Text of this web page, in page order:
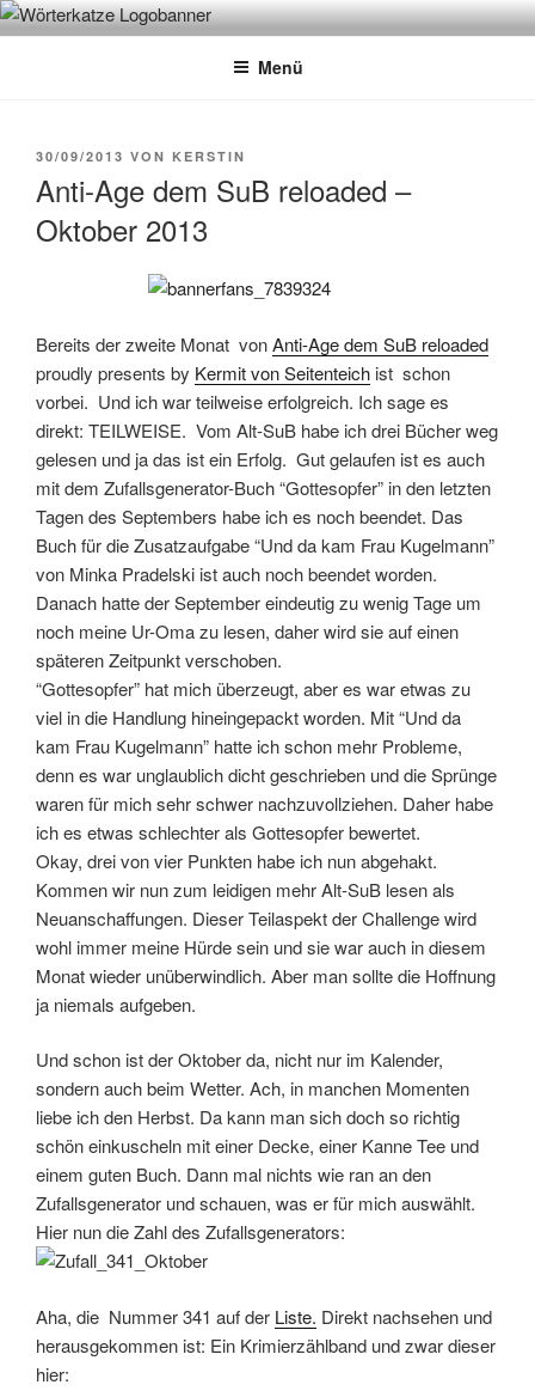
Zum
InhaltWÖRTERKATZE
Von Büchern erzählen
Menü
VERÖFFENTLICHT
30/09/2013 VON KERSTIN
Anti-Age dem SuB reloaded –
Oktober 2013
Bereits der zweite Monat vonAnti-Age dem SuB reloaded
proudly presents by Kermit von Seitenteich ist schon
vorbei. Und ich war teilweise erfolgreich. Ich sage es
direkt: TEILWEISE. Vom Alt-SuB habe ich drei Bücher weg
gelesen und ja das ist ein Erfolg. Gut gelaufen ist es auch
mit dem Zufallsgenerator-Buch “Gottesopfer” in den letzten
Tagen des Septembers habe ich es noch beendet. Das
Buch für die Zusatzaufgabe “Und da kam Frau Kugelmann”
von Minka Pradelski ist auch noch beendet worden.
Danach hatte der September eindeutig zu wenig Tage um
noch meine Ur-Oma zu lesen, daher wird sie auf einen
späteren Zeitpunkt verschoben.
“Gottesopfer” hat mich überzeugt, aber es war etwas zu
viel in die Handlung hineingepackt worden. Mit “Und da
kam Frau Kugelmann” hatte ich schon mehr Probleme,
denn es war unglaublich dicht geschrieben und die Sprünge
waren für mich sehr schwer nachzuvollziehen. Daher habe
ich es etwas schlechter als Gottesopfer bewertet.
Okay, drei von vier Punkten habe ich nun abgehakt.
Kommen wir nun zum leidigen mehr Alt-SuB lesen als
Neuanschaffungen. Dieser Teilaspekt der Challenge wird
wohl immer meine Hürde sein und sie war auch in diesem
Monat wieder unüberwindlich. Aber man sollte die Hoffnung
ja niemals aufgeben.
Und schon ist der Oktober da, nicht nur im Kalender,
sondern auch beim Wetter. Ach, in manchen Momenten
liebe ich den Herbst. Da kann man sich doch so richtig
schön einkuscheln mit einer Decke, einer Kanne Tee und
einem guten Buch. Dann mal nichts wie ran an den
Zufallsgenerator und schauen, was er für mich auswählt.
Hier nun die Zahl des Zufallsgenerators:
Aha, die Nummer 341 auf der Liste. Direkt nachsehen und
herausgekommen ist: Ein Krimierzählband und zwar dieser
hier: